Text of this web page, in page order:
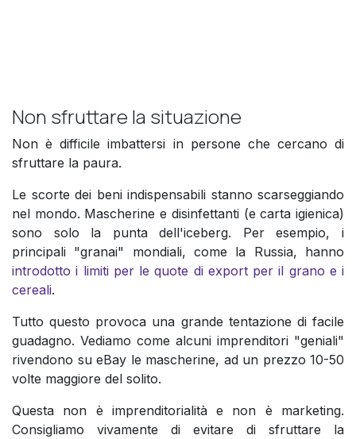
Non sfruttare la situazione
Non è difficile imbattersi in persone che cercano di
sfruttare la paura.
Le scorte dei beni indispensabili stanno scarseggiando
nel mondo. Mascherine e disinfettanti (e carta igienica)
sono solo la punta dell'iceberg. Per esempio, i
principali "granai" mondiali, come la Russia, hanno
introdotto i limiti per le quote di export per il grano e i
cereali.
Tutto questo provoca una grande tentazione di facile
guadagno. Vediamo come alcuni imprenditori "geniali"
rivendono su eBay le mascherine, ad un prezzo 10-50
volte maggiore del solito.
Questa non è imprenditorialità e non è marketing.
Consigliamo vivamente di evitare di sfruttare la